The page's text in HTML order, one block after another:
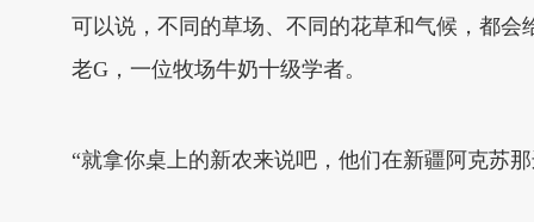
可以说，不同的草场、不同的花草和气候，都
老G，一位牧场牛奶十级学者。
“就拿你桌上的新农来说吧，他们在新疆阿克苏